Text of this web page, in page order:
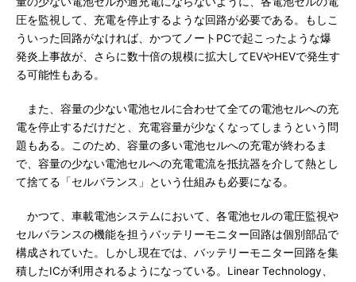
圧を監視して、充電を停止するような回路が必要である。もしこ
ういった回路がなければ、かつてノートPCで起こったような爆
発炎上事故が、さらに数十倍の規模に拡大してEVやHEVで発生す
る可能性もある。
また、容量の少ない電池セルに合わせて全ての電池セルへの充
電を停止するだけだと、充電容量が少なくなってしまうという問
題もある。このため、容量の多い電池セルへの充電が終わるま
で、容量の少ない電池セルへの充電電流を抵抗器を介して熱とし
て捨てる「セルバランス」という仕組みも必要になる。
かつて、車載電池システムにおいて、各電池セルの電圧監視や
セルバランスの機能を担うバッテリーモニター回路は個別部品で
構成されていた。しかし現在では、バッテリーモニター回路を集
積したICが利用されるようになっている。Linear Technology、